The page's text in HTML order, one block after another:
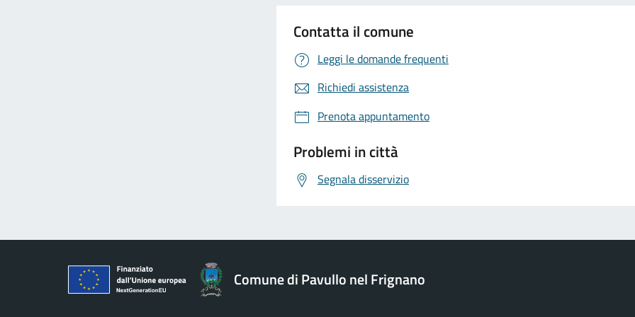
Contatta il comune
Leggi le domande frequenti
Richiedi assistenza
Prenota appuntamento
Problemi in città
Segnala disservizio
Comune di Pavullo nel Frignano